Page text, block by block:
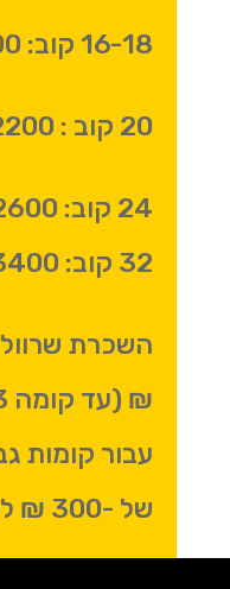
16-18 קוב: 1700-1900 ש"ח.
20 קוב : 2000-2200 ש"ח
24 קוב: 2400-2600 ש"ח.
32 קוב: 3200-3400 ש"ח.
₪ (עד קומה 3).
עבור קומות
של -300 ₪ לקומה.